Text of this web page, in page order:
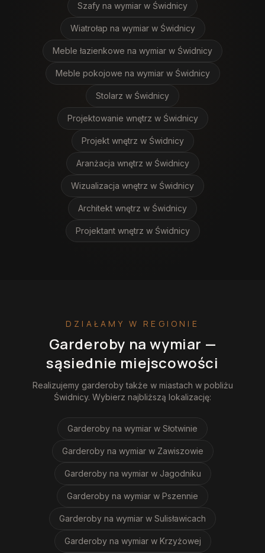
Szafy na wymiar w Świdnicy
Wiatrołap na wymiar w Świdnicy
Meble łazienkowe na wymiar w Świdnicy
Meble pokojowe na wymiar w Świdnicy
Stolarz w Świdnicy
Projektowanie wnętrz w Świdnicy
Projekt wnętrz w Świdnicy
Aranżacja wnętrz w Świdnicy
Wizualizacja wnętrz w Świdnicy
Architekt wnętrz w Świdnicy
Projektant wnętrz w Świdnicy
DZIAŁAMY W REGIONIE
Garderoby na wymiar —
sąsiednie miejscowości
Realizujemy garderobytakże w miastach w pobliżu
Świdnicy. Wybierz najbliższą lokalizację:
Garderoby na wymiar w Słotwinie
Garderoby na wymiar w Zawiszowie
Garderoby na wymiar w Jagodniku
Garderoby na wymiar w Pszennie
Garderoby na wymiar w Sulisławicach
Garderoby na wymiar w Krzyżowej